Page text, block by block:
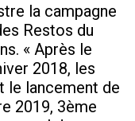
la campagne
Restos du
« Après le
2018, les
le lancement de
2019, 3ème